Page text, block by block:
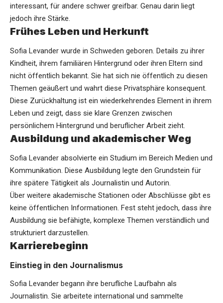
interessant, für andere schwer greifbar. Genau darin liegt
jedoch ihre Stärke.
Frühes Leben und Herkunft
Sofia Levander wurde in Schweden geboren. Details zu ihrer
Kindheit, ihrem familiären Hintergrund oder ihren Eltern sind
nicht öffentlich bekannt. Sie hat sich nie öffentlich zu diesen
Themen geäußert und wahrt diese Privatsphäre konsequent.
Diese Zurückhaltung ist ein wiederkehrendes Element in ihrem
Leben und zeigt, dass sie klare Grenzen zwischen
persönlichem Hintergrund und beruflicher Arbeit zieht.
Ausbildung und akademischer Weg
Sofia Levander absolvierte ein Studium im Bereich Medien und
Kommunikation. Diese Ausbildung legte den Grundstein für
ihre spätere Tätigkeit als Journalistin und Autorin.
Über weitere akademische Stationen oder Abschlüsse gibt es
keine öffentlichen Informationen. Fest steht jedoch, dass ihre
Ausbildung sie befähigte, komplexe Themen verständlich und
strukturiert darzustellen.
Karrierebeginn
Einstieg in den Journalismus
Sofia Levander begann ihre berufliche Laufbahn als
Journalistin. Sie arbeitete international und sammelte